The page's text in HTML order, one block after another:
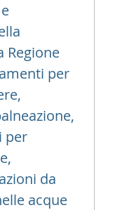
Regione
per
per
da
acque